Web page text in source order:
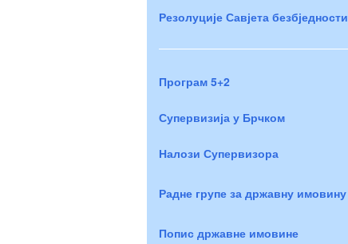
Резолуције Савјета безбједности
Програм 5+2
Супервизија у Брчком
Налози Супервизора
Радне групе за државну имовину
Попис државне имовине